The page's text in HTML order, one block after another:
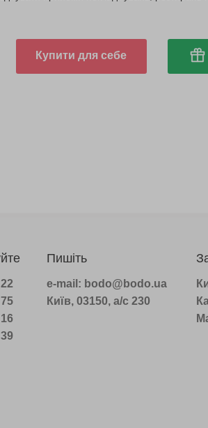
Купити для себе
Пишіть
e-mail: bodo@bodo.ua
Київ, 03150, а/с 230